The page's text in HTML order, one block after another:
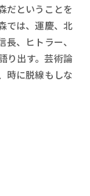
だということを
では、運慶、北
、ヒトラー、
り出す。芸術論
時に脱線もしな